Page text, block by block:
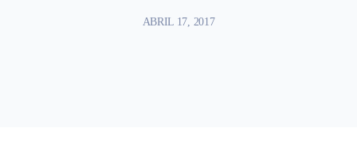
ABRIL 17, 2017